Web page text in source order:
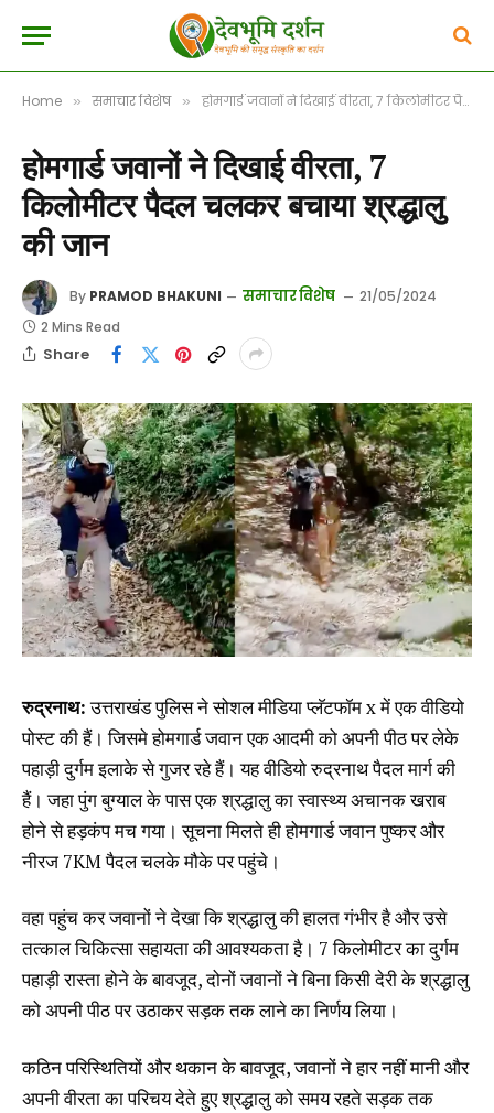
Home » समाचार विशेष » होमगार्ड जवानों ने दिखाई वीरता, 7 किलोमीटर पैदल चलकर बचाया श्रद्धालु की जान
होमगार्ड जवानों ने दिखाई वीरता, 7
किलोमीटर पैदल चलकर बचाया श्रद्धालु
की जान
By PRAMOD BHAKUNI समाचार विशेष
21/05/2024
2 Mins Read
Share
रुद्रनाथ:उत्तराखंड पुलिस ने सोशल मीडिया प्लॅटफॉम x में एक वीडियो
पोस्ट की हैं। जिसमे होमगार्ड जवान एक आदमी को अपनी पीठ पर लेके
पहाड़ी दुर्गम इलाके से गुजर रहे हैं। यह वीडियो रुद्रनाथ पैदल मार्ग की
हैं। जहा पुंग बुग्याल के पास एक श्रद्धालु का स्वास्थ्य अचानक खराब
होने से हड़कंप मच गया। सूचना मिलते ही होमगार्ड जवान पुष्कर और
नीरज 7KM पैदल चलके मौके पर पहुंचे।
वहा पहुंच कर जवानों ने देखा कि श्रद्धालु की हालत गंभीर है और उसे
तत्काल चिकित्सा सहायता की आवश्यकता है। 7 किलोमीटर का दुर्गम
पहाड़ी रास्ता होने के बावजूद, दोनों जवानों ने बिना किसी देरी के श्रद्धालु
को अपनी पीठ पर उठाकर सड़क तक लाने का निर्णय लिया।
कठिन परिस्थितियों और थकान के बावजूद, जवानों ने हार नहीं मानी और
अपनी वीरता का परिचय देते हुए श्रद्धालु को समय रहते सड़क तक